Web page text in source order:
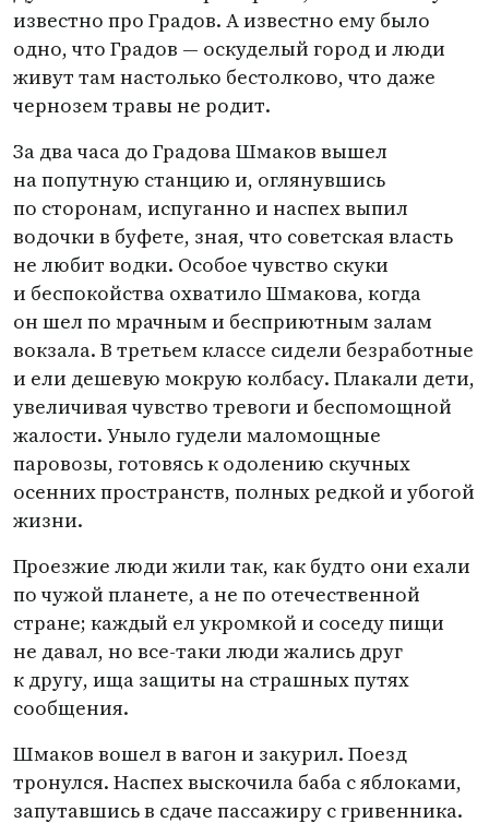
известно про Градов. А известно ему было
одно, что Градов — оскуделый город и люди
живут там настолько бестолково, что даже
чернозем травы не родит.
За два часа до Градова Шмаков вышел
на попутную станцию и, оглянувшись
по сторонам, испуганно и наспех выпил
водочки в буфете, зная, что советская власть
не любит водки. Особое чувство скуки
и беспокойства охватило Шмакова, когда
он шел по мрачным и бесприютным залам
вокзала. В третьем классе сидели безработные
и ели дешевую мокрую колбасу. Плакали дети,
увеличивая чувство тревоги и беспомощной
жалости. Уныло гудели маломощные
паровозы, готовясь к одолению скучных
осенних пространств, полных редкой и убогой
жизни.
Проезжие люди жили так, как будто они ехали
по чужой планете, а не по отечественной
стране; каждый ел укромкой и соседу пищи
не давал, но все-таки люди жались друг
к другу, ища защиты на страшных путях
сообщения.
Шмаков вошел в вагон и закурил. Поезд
тронулся. Наспех выскочила баба с яблоками,
запутавшись в сдаче пассажиру с гривенника.